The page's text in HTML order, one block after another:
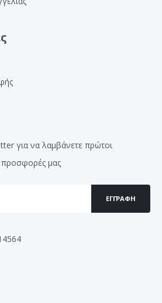
για να λαμβάνετε πρώτοι
προσφορές μας
ΕΓΓΡΑΦΉ